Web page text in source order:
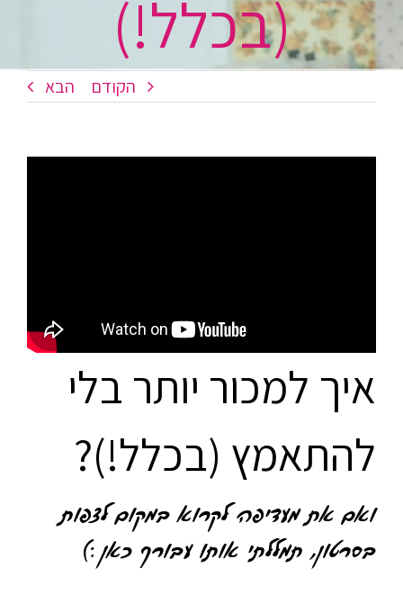
(בכלל!)
הקודם הבא
איך למכור יותר בלי
להתאמץ (בכלל!)?
ואם את מעדיפה לקרוא במקום לצפות
בסרטון, תמללתי אותו עבורך כאן :)